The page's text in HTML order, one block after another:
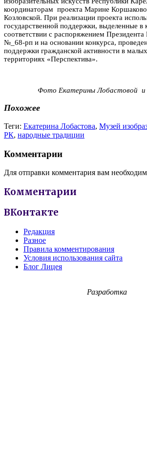
координаторам проекта Марине
Козловской. При реализации проекта
государственной поддержки, выделенные в
соответствии с распоряжением
№_68-рп и на основании конкурса,
поддержки гражданской активности в
территориях «Перспектива».
Фото Екатерины Лобастовой и
Похожее
Теги: Екатерина Лобастова, Музей
РК, народные традиции
Комментарии
Для отправки комментария вам
Комментарии
ВКонтакте
Редакция
Разное
Правила комментирования
Условия использования сайта
Блог Лицея
Разработка